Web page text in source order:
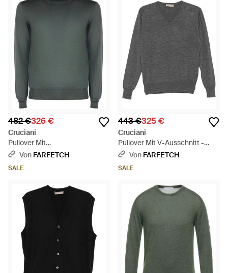
482 €326 €
Cruciani
Pullover Mit
Rundhalsausschnitt - Grün
Von FARFETCH
SALE
443 €325 €
Cruciani
Pullover Mit V-Ausschnitt -
GrauVon FARFETCH
SALE